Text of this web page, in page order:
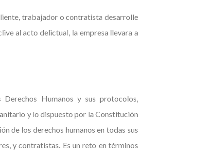
trabajador o contratista desarrolle
al acto delictual, la empresa llevara a
Humanos y sus protocolos,
y lo dispuesto por la Constitución
de los derechos humanos en todas sus
y contratistas. Es un reto en términos